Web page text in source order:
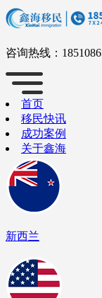
咨询热线：
首页
移民快讯
成功案例
关于鑫海
新西兰